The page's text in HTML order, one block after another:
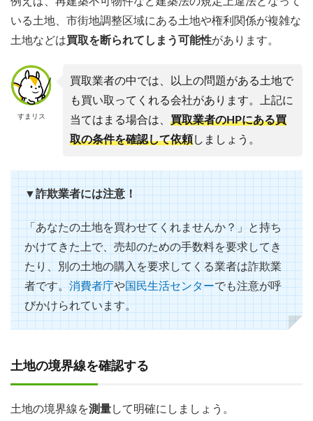
いる土地、市街地調整区域にある土地や権利関係が複雑な
土地などは買取を断られてしまう可能性があります。
すまリス
買取業者の中では、以上の問題がある土地で
も買い取ってくれる会社があります。上記に
当てはまる場合は、 買取業者のHPにある買
取の条件を確認して依頼しましょう。
▼詐欺業者には注意！
「あなたの土地を買わせてくれませんか？」と持ち
かけてきた上で、売却のための手数料を要求してき
たり、別の土地の購入を要求してくる業者は詐欺業
者です。消費者庁や国民生活センターでも注意が呼
びかけられています。
土地の境界線を確認する
土地の境界線を測量して明確にしましょう。